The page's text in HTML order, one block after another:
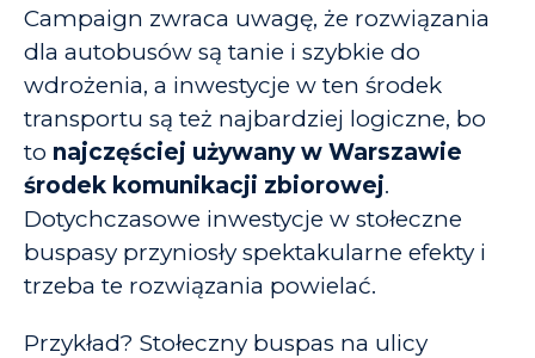
Campaign zwraca uwagę, że rozwiązania
dla autobusów są tanie i szybkie do
wdrożenia, a inwestycje w ten środek
transportu są też najbardziej logiczne, bo
to najczęściej używany w Warszawie
środek komunikacji zbiorowej.
Dotychczasowe inwestycje w stołeczne
buspasy przyniosły spektakularne efekty i
trzeba te rozwiązania powielać.
Przykład? Stołeczny buspas na ulicy